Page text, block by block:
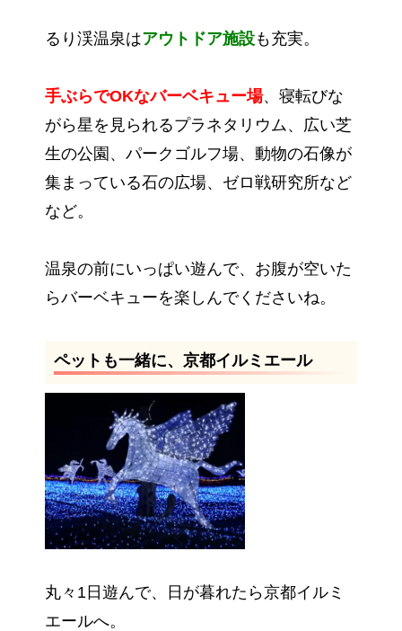
るり渓温泉はアウトドア施設も充実。
手ぶらでOKなバーベキュー場、寝転びな
がら星を見られるプラネタリウム、広い芝
生の公園、パークゴルフ場、動物の石像が
集まっている石の広場、ゼロ戦研究所など
など。
温泉の前にいっぱい遊んで、お腹が空いた
らバーベキューを楽しんでくださいね。
ペットも一緒に、京都イルミエール
丸々1日遊んで、日が暮れたら京都イルミ
エールへ。